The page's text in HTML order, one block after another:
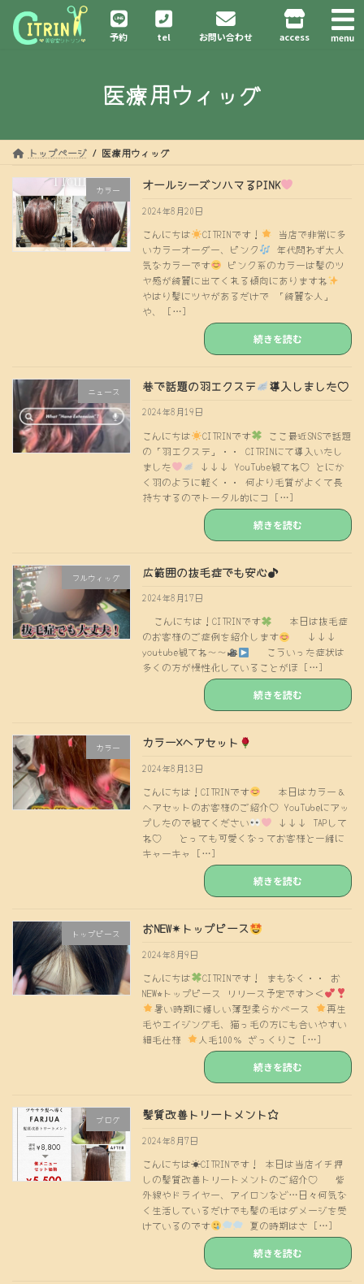
ッ
移
予約 tel お問い合わせ access
医療用ウィッグ
トップページ 医療用ウィッグ
カラー オールシーズンハマるPINK
2024年8月20日
こんにちは CITRINです！
当店で非常に多
いカラーオーダー、ピンク
年代問わず大人
気なカラーです
ピンク系のカラーは髪のツ
ヤ感が綺麗に出てくれる傾向にありますね
やはり髪にツヤがあるだけで 「綺麗な人」
や、 […]
続きを読む
ニュース 巷で話題の羽エクステ 導入しました♡
2024年8月19日
こんにちは CITRINです
ここ最近SNSで話題
の「羽エクステ」・・ CITRINにて導入いたし
ました
↓↓↓ YouTube観てね♡ とにか
く羽のように軽く・・ 何より毛質がよくて長
持ちするのでトータル的にコ […]
続きを読む
フルウィッグ 広範囲の抜毛症でも安心♪
2024年8月17日
こんにちは！CITRINです
本日は抜毛症
のお客様のご症例を紹介します
↓↓↓
youtube観てね〜〜
こういった症状は
多くの方が慢性化していることがほ […]
続きを読む
カラー カラー×ヘアセット
2024年8月13日
こんにちは！CITRINです
本日はカラー＆
ヘアセットのお客様のご紹介♡ YouTubeにアッ
プしたので観てください
↓↓↓ TAPして
ね♡ とっても可愛くなってお客様と一緒に
キャーキャ […]
続きを読む
トップピース おNEW✴︎トップピース
2024年8月9日
こんにちは
CITRINです！ まもなく・・ お
NEW⭐︎トップピース リリース予定です＞＜
暑い時期に嬉しい薄型柔らかベース
再生
毛やエイジング毛、猫っ毛の方にも合いやすい
細毛仕様
人毛100％ ざっくりこ […]
続きを読む
ブログ 髪質改善トリートメント☆
2024年8月7日
こんにちは☀CITRINです！ 本日は当店イチ押
しの髪質改善トリートメントのご紹介♡ 紫
外線やドライヤー、アイロンなど…日々何気な
く生活しているだけでも髪の毛はダメージを受
けているのです
夏の時期はさ […]
続きを読む